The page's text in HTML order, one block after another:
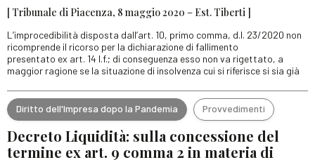
[ Tribunale di Piacenza, 8 maggio 2020 – Est. Tiberti ]
L’improcedibilità disposta dall’art. 10, primo comma, d.l. 23/2020 non
ricomprende il ricorso per la dichiarazione di fallimento
presentato ex art. 14 l.f.; di conseguenza esso non va rigettato, a
maggior ragione se la situazione di insolvenza cui si riferisce si sia già
Diritto dell'Impresa dopo la Pandemia Provvedimenti
Decreto Liquidità: sulla concessione del
termine ex art. 9 comma 2 in materia di